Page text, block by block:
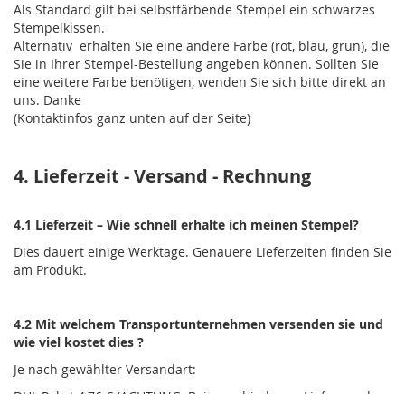
Als Standard gilt bei selbstfärbende Stempel ein schwarzes
Stempelkissen.
Alternativ erhalten Sie eine andere Farbe (rot, blau, grün), die
Sie in Ihrer Stempel-Bestellung angeben können. Sollten Sie
eine weitere Farbe benötigen, wenden Sie sich bitte direkt an
uns. Danke
(Kontaktinfos ganz unten auf der Seite)
4. Lieferzeit - Versand - Rechnung
4.1 Lieferzeit – Wie schnell erhalte ich meinen Stempel?
Dies dauert einige Werktage. Genauere Lieferzeiten finden Sie
am Produkt.
4.2 Mit welchem Transportunternehmen versenden sie und
wie viel kostet dies ?
Je nach gewählter Versandart: